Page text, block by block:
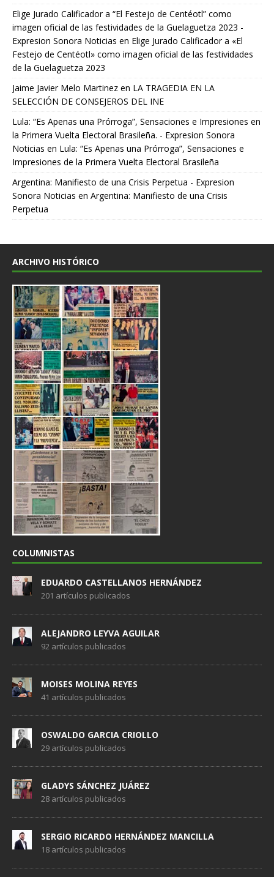
Elige Jurado Calificador a “El Festejo de Centéotl” como
imagen oficial de las festividades de la Guelaguetza 2023 -
Expresion Sonora Noticias en Elige Jurado Calificador a «El
Festejo de Centéotl» como imagen oficial de las festividades
de la Guelaguetza 2023
Jaime Javier Melo Martinez en LA TRAGEDIA EN LA
SELECCIÓN DE CONSEJEROS DEL INE
Lula: “Es Apenas una Prórroga”, Sensaciones e Impresiones en
la Primera Vuelta Electoral Brasileña. - Expresion Sonora
Noticias en Lula: “Es Apenas una Prórroga”, Sensaciones e
Impresiones de la Primera Vuelta Electoral Brasileña
Argentina: Manifiesto de una Crisis Perpetua - Expresion
Sonora Noticias en Argentina: Manifiesto de una Crisis
Perpetua
ARCHIVO HISTÓRICO
COLUMNISTAS
EDUARDO CASTELLANOS HERNÁNDEZ
201 artículos publicados
ALEJANDRO LEYVA AGUILAR
92 artículos publicados
MOISES MOLINA REYES
41 artículos publicados
OSWALDO GARCIA CRIOLLO
29 artículos publicados
GLADYS SÁNCHEZ JUÁREZ
28 artículos publicados
SERGIO RICARDO HERNÁNDEZ MANCILLA
18 artículos publicados